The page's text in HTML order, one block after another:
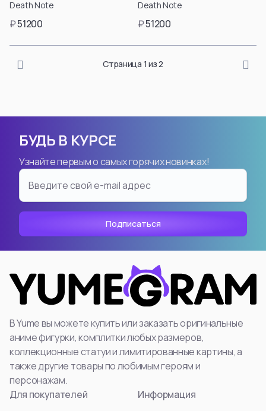
в личном кабинете
после регистрации.
Подтвердить
Death Note
₽51200
в личном кабинете
после регистрации.
Подтвердить
Death Note
₽51200
Страница 1 из 2
БУДЬ В КУРСЕ
Узнайте первым о самых горячих новинках!
В Yume вы можете купить или заказать оригинальные
аниме фигурки, комплитки любых размеров,
коллекционные статуи и лимитированные картины, а
также другие товары по любимым героям и
персонажам.
Для покупателей
Информация